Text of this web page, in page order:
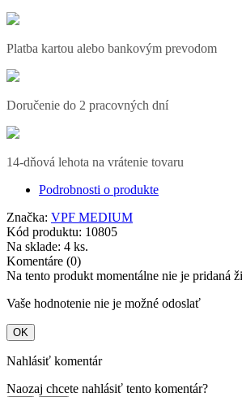
Platba kartou alebo bankovým prevodom
Doručenie do 2 pracovných dní
14-dňová lehota na vrátenie tovaru
Podrobnosti o produkte
Značka: VPF MEDIUM
Kód produktu: 10805
Na sklade: 4 ks.
Komentáre (0)
Na tento produkt momentálne nie je pridaná
Vaše hodnotenie nie je možné odoslať
OK
Nahlásiť komentár
Naozaj chcete nahlásiť tento komentár?